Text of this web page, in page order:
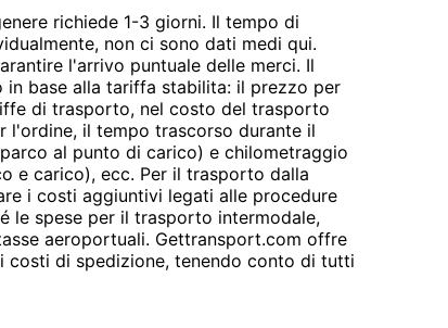
richiede 1-3 giorni. Il tempo di
non ci sono dati medi qui.
l'arrivo puntuale delle merci. Il
base alla tariffa stabilita: il prezzo per
di trasporto, nel costo del trasporto
l'ordine, il tempo trascorso durante il
al punto di carico) e chilometraggio
e carico), ecc. Per il trasporto dalla
i costi aggiuntivi legati alle procedure
le spese per il trasporto intermodale,
aeroportuali. Gettransport.com offre
costi di spedizione, tenendo conto di tutti